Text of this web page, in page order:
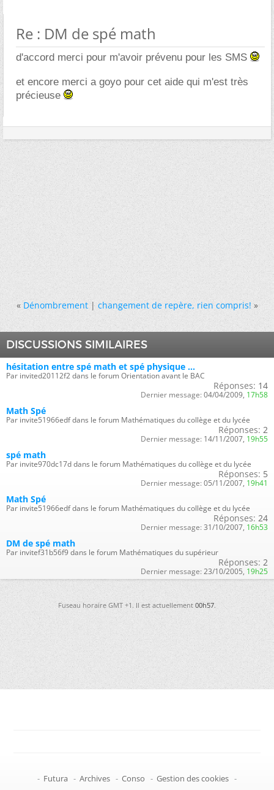
Re : DM de spé math
d'accord merci pour m'avoir prévenu pour les SMS
et encore merci a goyo pour cet aide qui m'est très
précieuse
« Dénombrement|changement de repère, rien compris! »
DISCUSSIONS SIMILAIRES
hésitation entre spé math et spé physique ...
Par invited20112f2 dans le forum Orientation avant le BAC
Réponses: 14
Dernier message: 04/04/2009, 17h58
Math Spé
Par invite51966edf dans le forum Mathématiques du collège et du lycée
Réponses: 2
Dernier message: 14/11/2007, 19h55
spé math
Par invite970dc17d dans le forum Mathématiques du collège et du lycée
Réponses: 5
Dernier message: 05/11/2007, 19h41
Math Spé
Par invite51966edf dans le forum Mathématiques du collège et du lycée
Réponses: 24
Dernier message: 31/10/2007, 16h53
DM de spé math
Par invitef31b56f9 dans le forum Mathématiques du supérieur
Réponses: 2
Dernier message: 23/10/2005, 19h25
Fuseau horaire GMT +1. Il est actuellement00h57.
- Futura - Archives - Conso - Gestion des cookies -